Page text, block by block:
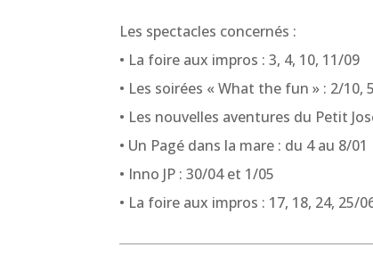
Les spectacles concernés :
• La foire aux impros : 3, 4, 10, 11/09
• Les soirées « What the fun » : 2/10,
• Les nouvelles aventures du Petit
• Un Pagé dans la mare : du 4 au 8/01
• Inno JP : 30/04 et 1/05
• La foire aux impros : 17, 18, 24, 25/